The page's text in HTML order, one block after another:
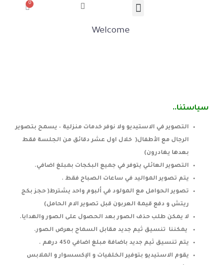
Welcome
سياستنا..
التصوير في الاستيديو ولا نوفر خدمات منزلية – يسمح بتصوير
الرجال مع الأطفال( خلال اول عشر دقائق من الجلسة فقط
بعدها يغادرون)
التصوير العائلي يتوفر في جميع البكجات بمبلغ اضافي.
يتم تصوير المواليد في ساعات الصباح فقط .
تصوير الحوامل مع المولود في ألبوم واحد يشترط( حجز بكج
ريتش و دفع قيمة العربون قبل تصوير الام الحامل)
لا يمكن طلب حذف الصور بعد الحصول على الصور والهدايا.
يمكننا تنسيق ثيم جديد مقابل السماح بعرض الصور.
يتم تنسيق ثيم جديد باضافة مبلغ اضافي 450 درهم .
يقوم الاستيديو بتوفير الخلفيات و الإكسسوار و الملابس